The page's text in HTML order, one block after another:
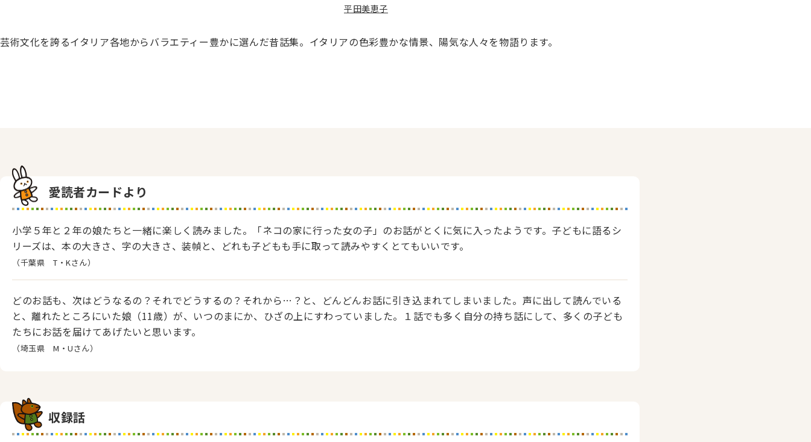
平田美恵子
芸術文化を誇るイタリア各地からバラエティー豊かに選んだ昔話集。イタリアの色彩豊かな情景、陽気な人々を物語ります。
愛読者カードより
小学５年と２年の娘たちと一緒に楽しく読みました。「ネコの家に行った女の子」のお話がとくに気に入ったようです。子どもに語るシ
リーズは、本の大きさ、字の大きさ、装幀と、どれも子どもも手に取って読みやすくとてもいいです。
（千葉県 T・Kさん）
どのお話も、次はどうなるの？それでどうするの？それから…？と、どんどんお話に引き込まれてしまいました。声に出して読んでいる
と、離れたところにいた娘（11歳）が、いつのまにか、ひざの上にすわっていました。１話でも多く自分の持ち話にして、多くの子ども
たちにお話を届けてあげたいと思います。
（埼玉県 M・Uさん）
収録話